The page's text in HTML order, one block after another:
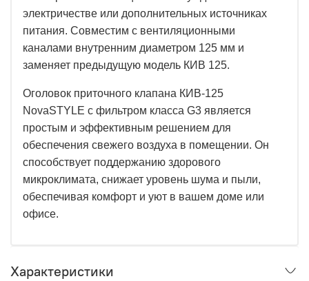
электричестве или дополнительных источниках
питания. Совместим с вентиляционными
каналами внутренним диаметром 125 мм и
заменяет предыдущую модель КИВ 125.
Оголовок приточного клапана КИВ-125
NovaSTYLE с фильтром класса G3 является
простым и эффективным решением для
обеспечения свежего воздуха в помещении. Он
способствует поддержанию здорового
микроклимата, снижает уровень шума и пыли,
обеспечивая комфорт и уют в вашем доме или
офисе.
Характеристики